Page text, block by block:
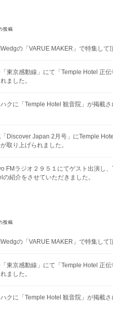
投稿
Wedgの「VARUE MAKER」で特集して
東京感動線」にて「Temple Hotel 正伝
ました。
クに「Temple Hotel 観音院」が掲載さ
Discover Japan 2月号」にTemple
取り上げられました。
FMラジオ２９５１にてゲスト出演し
の紹介をさせていただきました。
投稿
Wedgの「VARUE MAKER」で特集して
東京感動線」にて「Temple Hotel 正伝
ました。
クに「Temple Hotel 観音院」が掲載さ